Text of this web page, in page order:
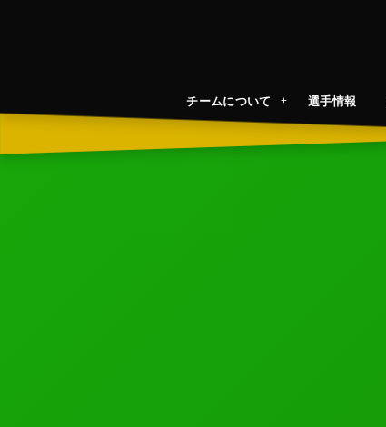
チームについて 選手情報